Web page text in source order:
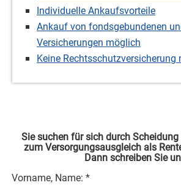
Individuelle Ankaufsvorteile
Ankauf von fondsgebundenen
Versicherungen möglich
Keine Rechts­schutz­ver­si­che­rung
Sie suchen für sich durch
zum Versorgungsausgleich als
Dann schreiben Sie
Vorname, Name: *